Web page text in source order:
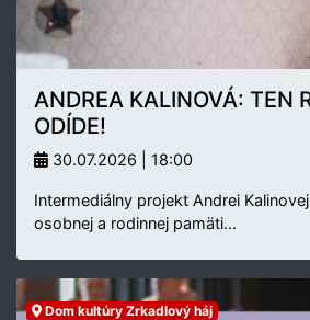
ANDREA KALINOVÁ: TEN
ODÍDE!
30.07.2026 | 18:00
Intermediálny projekt Andrei
osobnej a rodinnej pamäti…
Dom kultúry Zrkadlový háj